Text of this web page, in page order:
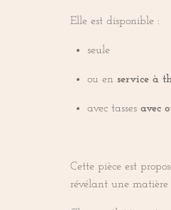
Elle est disponible :
seule
ou en service à
avec tasses avec
Cette pièce est
révélant une